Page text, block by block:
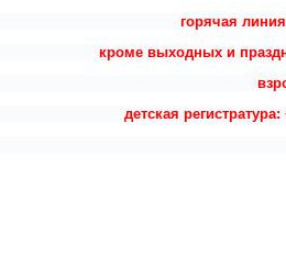
горячая
кроме выходных и
детская